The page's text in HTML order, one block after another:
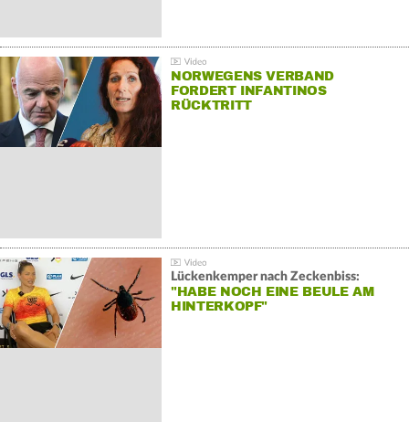
NORWEGENS VERBAND
FORDERT INFANTINOS
RÜCKTRITT
Lückenkemper nach Zeckenbiss:
"HABE NOCH EINE BEULE AM
HINTERKOPF"